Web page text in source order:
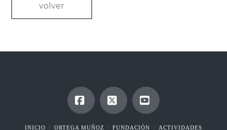
volver
Facebook
X YouTube
INICIO ORTEGA MUÑOZ FUNDACIÓN ACTIVIDADES